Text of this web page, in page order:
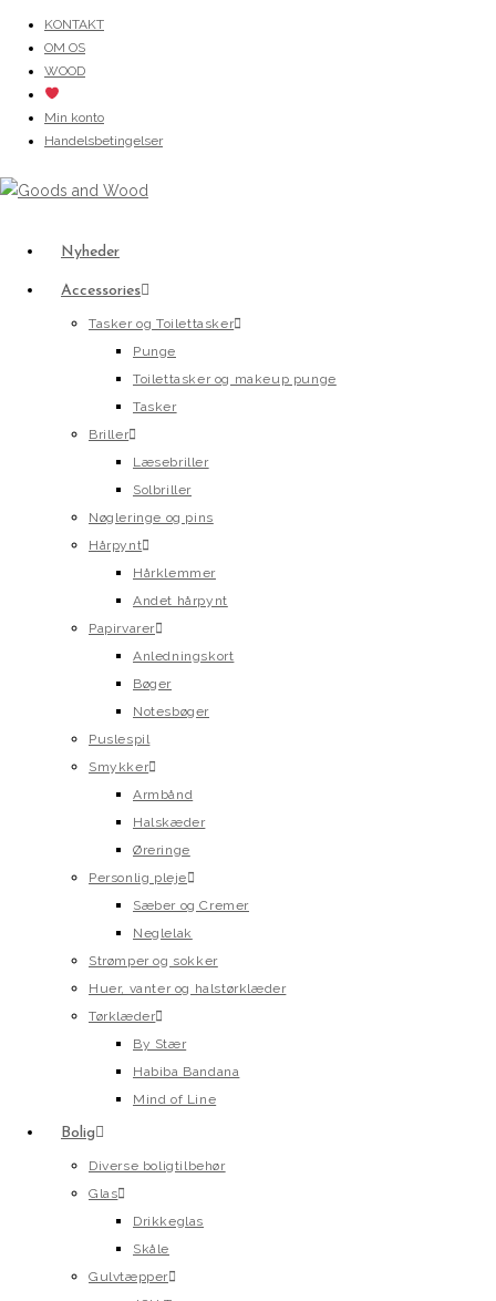
content
KONTAKT
OM OS
WOOD
Min konto
Handelsbetingelser
Nyheder
Accessories
Tasker og Toilettasker
Punge
Toilettasker og makeup punge
Tasker
Briller
Læsebriller
Solbriller
Nøgleringe og pins
Hårpynt
Hårklemmer
Andet hårpynt
Papirvarer
Anledningskort
Bøger
Notesbøger
Puslespil
Smykker
Armbånd
Halskæder
Øreringe
Personlig pleje
Sæber og Cremer
Neglelak
Strømper og sokker
Huer, vanter og halstørklæder
Tørklæder
By Stær
Habiba Bandana
Mind of Line
Bolig
Diverse boligtilbehør
Glas
Drikkeglas
Skåle
Gulvtæpper